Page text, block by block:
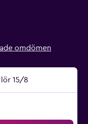
omdömen
lör 15/8